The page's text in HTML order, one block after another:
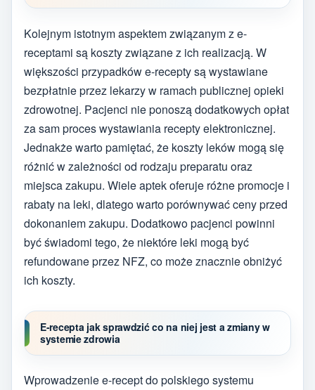
Kolejnym istotnym aspektem związanym z e-
receptami są koszty związane z ich realizacją. W
większości przypadków e-recepty są wystawiane
bezpłatnie przez lekarzy w ramach publicznej opieki
zdrowotnej. Pacjenci nie ponoszą dodatkowych opłat
za sam proces wystawiania recepty elektronicznej.
Jednakże warto pamiętać, że koszty leków mogą się
różnić w zależności od rodzaju preparatu oraz
miejsca zakupu. Wiele aptek oferuje różne promocje i
rabaty na leki, dlatego warto porównywać ceny przed
dokonaniem zakupu. Dodatkowo pacjenci powinni
być świadomi tego, że niektóre leki mogą być
refundowane przez NFZ, co może znacznie obniżyć
ich koszty.
E-recepta jak sprawdzić co na niej jest a zmiany w
systemie zdrowia
Wprowadzenie e-recept do polskiego systemu